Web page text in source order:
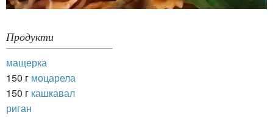
Продукти
мащерка
150 г моцарела
150 г кашкавал
риган